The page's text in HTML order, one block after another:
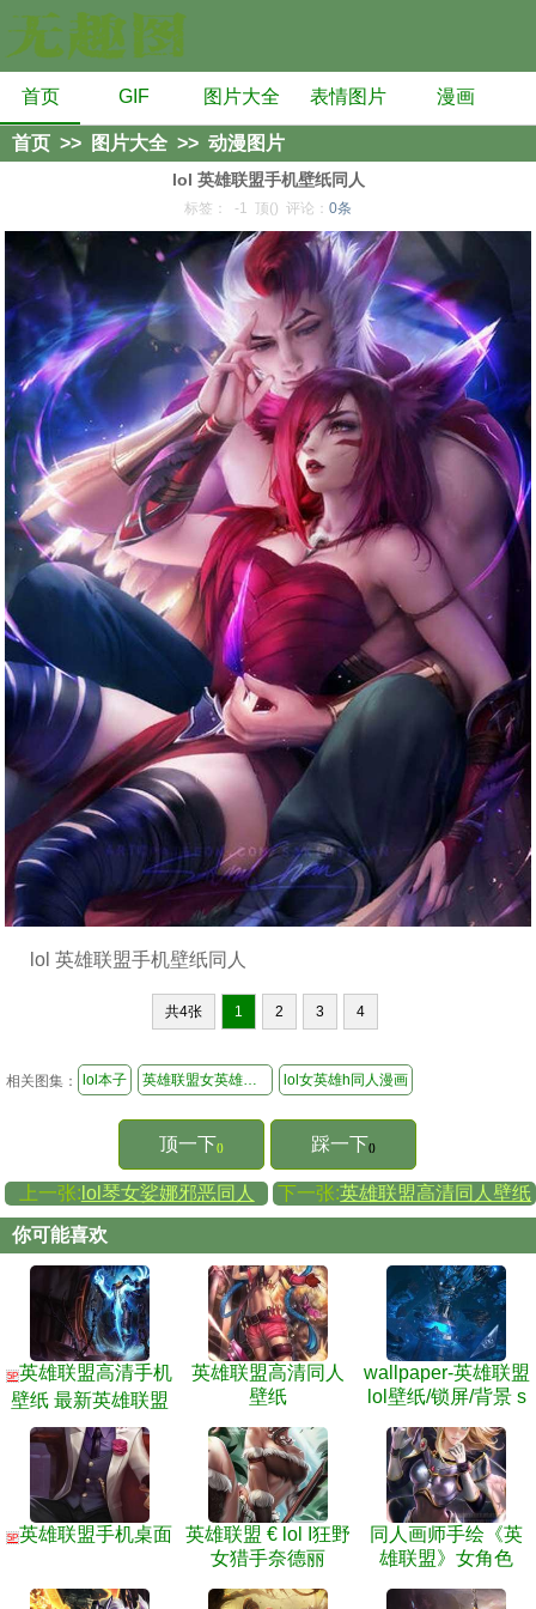
首页 GIF 图片大全 表情图片 漫画
首页 >> 图片大全 >> 动漫图片
lol 英雄联盟手机壁纸同人
标签： -1 顶() 评论： 0条
lol 英雄联盟手机壁纸同人
共4张 1 2 3 4
相关图集： lol本子 英雄联盟女英雄福利本子 lol女英雄h同人漫画
顶一下 () 踩一下 ()
上一张: lol琴女娑娜邪恶同人 下一张:英雄联盟高清同人壁纸
你可能喜欢
5P英雄联盟高清手机
壁纸 最新英雄联盟
高清壁纸
英雄联盟高清同人
壁纸
wallpaper-英雄联盟
lol壁纸/锁屏/背景 s
5P英雄联盟手机桌面
英雄联盟 € lol Ι狂野
女猎手奈德丽
同人画师手绘《英
雄联盟》女角色